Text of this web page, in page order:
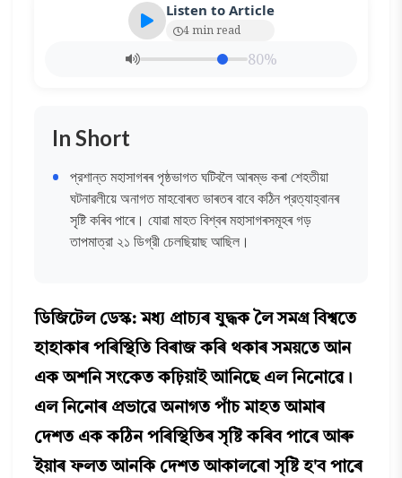
Listen to Article
4 min read
80%
In Short
প্রশান্ত মহাসাগৰৰ পৃষ্ঠভাগত ঘটিবলৈ আৰম্ভ কৰা শেহতীয়া
ঘটনাৱলীয়ে অনাগত মাহবোৰত ভাৰতৰ বাবে কঠিন প্রত্যাহ্বানৰ
সৃষ্টি কৰিব পাৰে। যোৱা মাহত বিশ্বৰ মহাসাগৰসমূহৰ গড়
তাপমাত্রা ২১ ডিগ্রী চেলছিয়াছ আছিল।
ডিজিটেল ডেস্ক: মধ্য প্রাচ্যৰ যুদ্ধক লৈ সমগ্ৰ বিশ্বতে
হাহাকাৰ পৰিস্থিতি বিৰাজ কৰি থকাৰ সময়তে আন
এক অশনি সংকেত কঢ়িয়াই আনিছে এল নিনোৱে।
এল নিনোৰ প্ৰভাৱে অনাগত পাঁচ মাহত আমাৰ
দেশত এক কঠিন পৰিস্থিতিৰ সৃষ্টি কৰিব পাৰে আৰু
ইয়াৰ ফলত আনকি দেশত আকালৰো সৃষ্টি হ'ব পাৰে